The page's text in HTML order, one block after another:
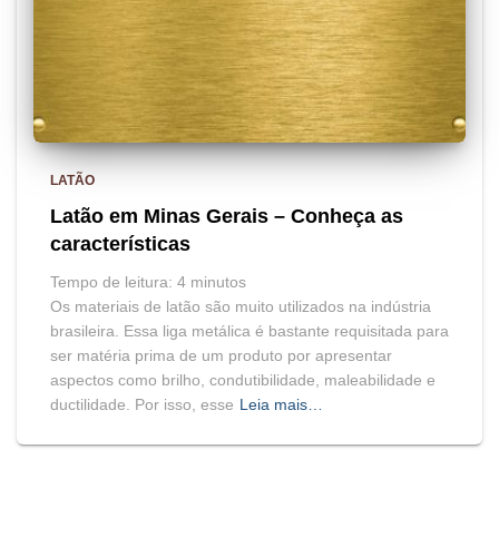
LATÃO
Latão em Minas Gerais – Conheça as
características
Tempo de leitura: 4 minutos
Os materiais de latão são muito utilizados na indústria
brasileira. Essa liga metálica é bastante requisitada para
ser matéria prima de um produto por apresentar
aspectos como brilho, condutibilidade, maleabilidade e
ductilidade. Por isso, esse Leia mais…